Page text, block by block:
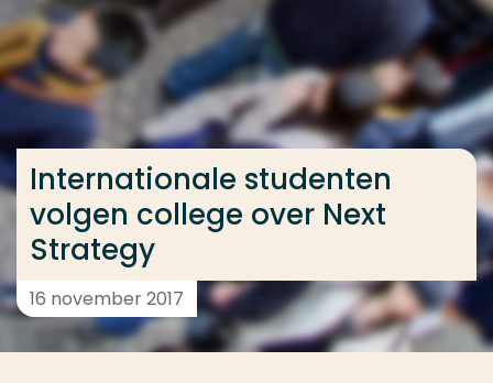
Ga direct naar de content
... > Internationale studenten volgen college over
Internationale studenten
volgen college over Next
Strategy
16 november 2017
Veel gezocht
Opleiding
Contact